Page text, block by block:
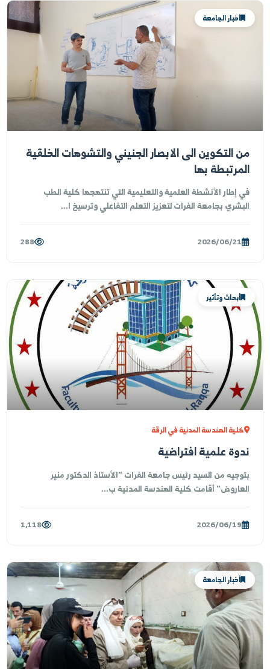
من عمادة كلية الطب البيطري على توثيق سير العملية
واطلاعاً على انضباط الطلبة وأجواء الامتحان،...
523
التكوين الى الابصار الجنيني والتشوهات الخلقية
بها
إطار الأنشطة العلمية والتعليمية التي تنتهجها كلية الطب
بجامعة الفرات لتعزيز التعلم التفاعلي وترسيخ ا...
2026/06/21
288
أبحاث وتأثير
الهندسة المدنية في الرقة
علمية افتراضية
من السيد رئيس جامعة الفرات "الأستاذ الدكتور منير
كلية الهندسة المدنية ب...